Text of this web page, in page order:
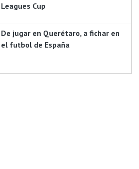
Leagues Cup
De jugar en Querétaro, a fichar en
el futbol de España